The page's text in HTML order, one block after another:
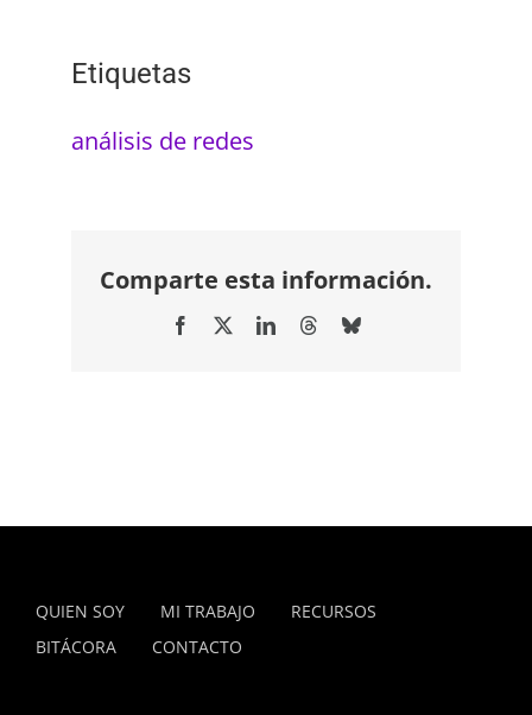
Etiquetas
análisis de redes
Comparte esta información.
Facebook LinkedInThreadsBluesky
QUIEN SOY MI TRABAJO
RECURSOS
BITÁCORA
CONTACTO